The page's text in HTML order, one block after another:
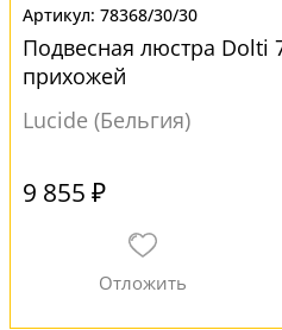
78368/30/30
Подвесная люстра Dolti
прихожей
Lucide (Бельгия)
9 855 ₽